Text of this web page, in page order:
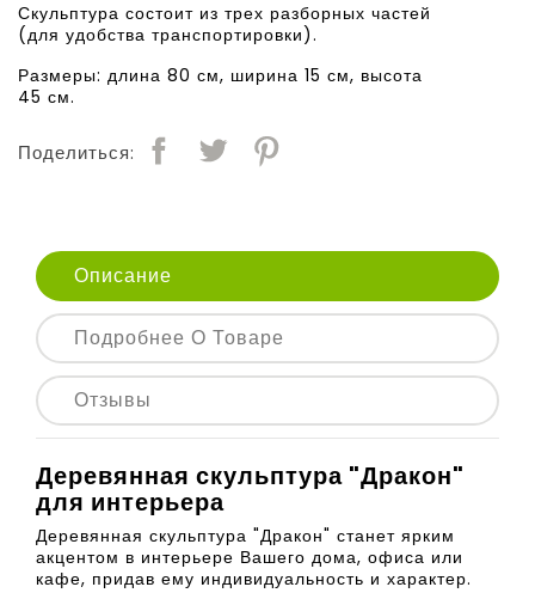
Скульптура состоит из трех разборных частей
(для удобства транспортировки).
Размеры: длина 80 см, ширина 15 см, высота
45 см.
Поделиться:
Описание
Подробнее О Товаре
Отзывы
Деревянная скульптура "Дракон"
для интерьера
Деревянная скульптура "Дракон" станет ярким
акцентом в интерьере Вашего дома, офиса или
кафе, придав ему индивидуальность и характер.